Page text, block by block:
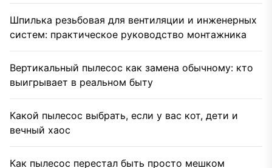
Шпилька резьбовая для вентиляции и инженерных
систем: практическое руководство монтажника
Вертикальный пылесос как замена обычному: кто
выигрывает в реальном быту
Какой пылесос выбрать, если у вас кот, дети и
вечный хаос
Как пылесос перестал быть просто мешком